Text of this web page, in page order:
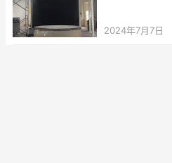
2024年7月7日